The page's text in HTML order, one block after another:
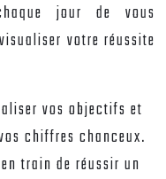
jour de vous
votre réussite
vos objectifs et
chiffres chanceux.
train de réussir un